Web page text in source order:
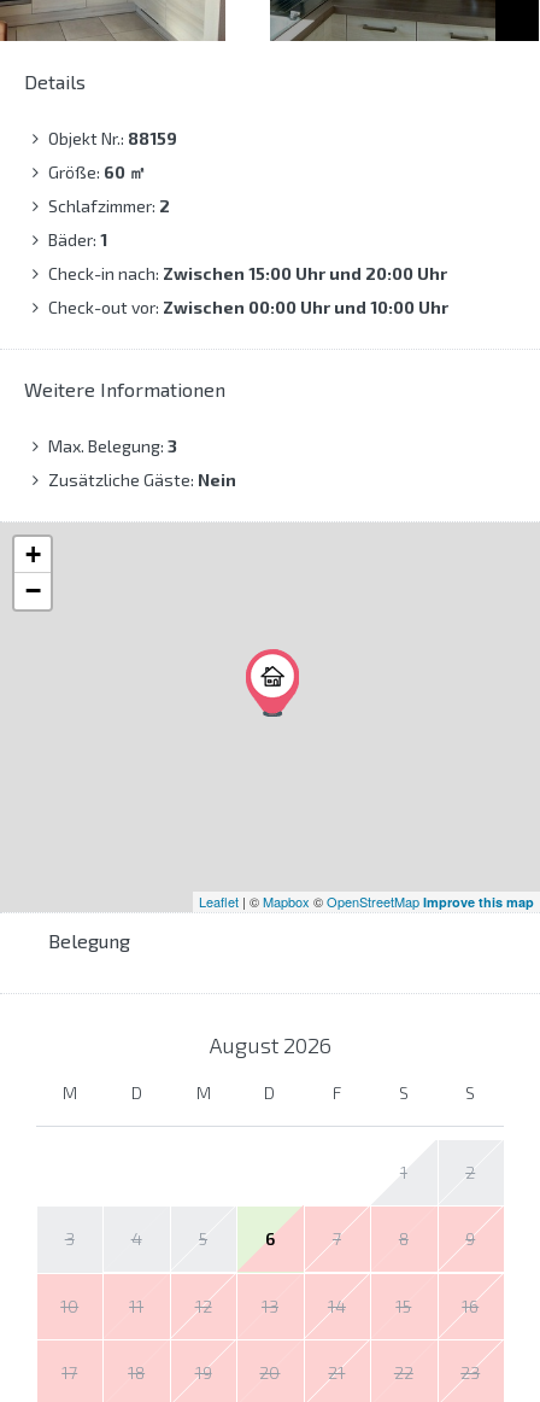
Details
Objekt Nr.: 88159
Größe: 60 ㎡
Schlafzimmer: 2
Bäder: 1
Check-in nach: Zwischen 15:00 Uhr und 20:00 Uhr
Check-out vor: Zwischen 00:00 Uhr und 10:00 Uhr
Weitere Informationen
Max. Belegung: 3
Zusätzliche Gäste: Nein
+
−
Leaflet | ©Mapbox ©OpenStreetMap Improve this map
Belegung
August 2026
M D M D F S S
1 2
3 4 5 6 7 8 9
10 11 12 13 14 15 16
17 18 19 20 21 22 23